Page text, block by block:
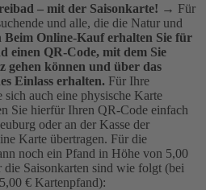
– mit der Saisonkarte! → Für
und alle, die die Natur und
Beim Online-Kauf erhalten Sie für
einen QR-Code, mit dem Sie
gehen können und über das
Einlass erhalten. Für Ihre
sich auch eine physische Karte
Sie hierfür Ihren QR-Code einfach
oder an der Kasse der
Karte übertragen. Für die
noch ein Pfand in Höhe von 5,00
Saisonkarten sind wie folgt (bei
€ Kartenpfand):